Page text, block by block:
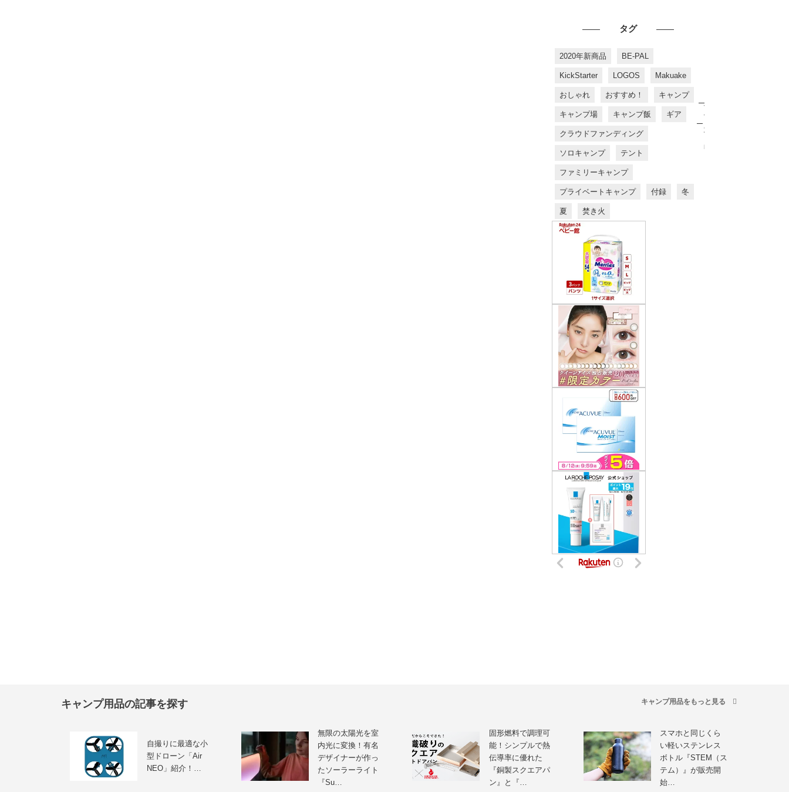
タグ
2020年新商品 BE-PAL
KickStarter LOGOS Makuake
おしゃれ おすすめ！ キャンプ
キャンプ場 キャンプ飯 ギア
クラウドファンディング
ソロキャンプ テント
ファミリーキャンプ
プライベートキャンプ 付録 冬
夏 焚き火
す
す
め
商
品
キャンプ用品の記事を探す キャンプ用品をもっと見る
自撮りに最適な小
型ドローン「Air
NEO」紹介！…
無限の太陽光を室
内光に変換！有名
デザイナーが作っ
たソーラーライト
『Su…
固形燃料で調理可
能！シンプルで熱
伝導率に優れた
『銅製スクエアパ
ン』と『…
スマホと同じくら
い軽いステンレス
ボトル『STEM（ス
テム）』が販売開
始…